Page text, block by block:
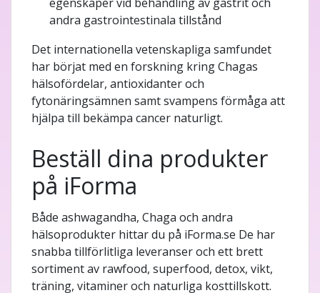
andra gastrointestinala tillstånd
Det internationella vetenskapliga samfundet
har börjat med en forskning kring Chagas
hälsofördelar, antioxidanter och
fytonäringsämnen samt svampens förmåga att
hjälpa till bekämpa cancer naturligt.
Beställ dina produkter
på iForma
Både ashwagandha, Chaga och andra
hälsoprodukter hittar du på iForma.se De har
snabba tillförlitliga leveranser och ett brett
sortiment av rawfood, superfood, detox, vikt,
träning, vitaminer och naturliga kosttillskott.